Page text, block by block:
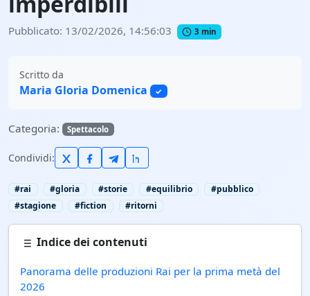
Pubblicato: 13/02/2026, 14:56:03 3 min
Scritto da
Maria Gloria Domenica ✓
Categoria: Spettacolo
Condividi:
#rai #gloria #storie #equilibrio
#pubblico
#stagione
#fiction #ritorni
Indice dei contenuti
Panorama delle produzioni Rai per la prima metà del
2026